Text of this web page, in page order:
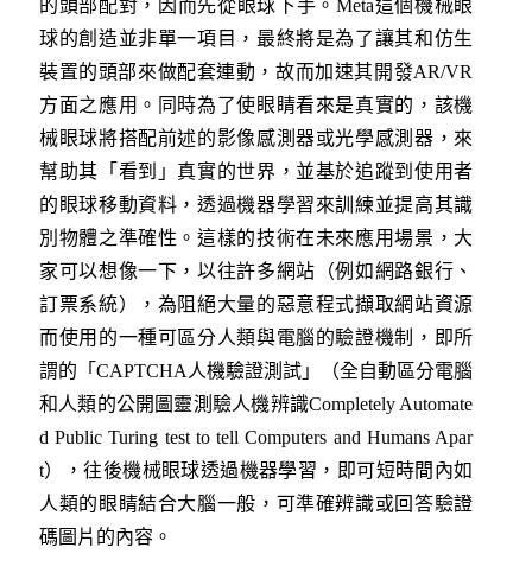
的頭部配對，因而先從眼球下手。Meta這個機械眼
球的創造並非單一項目，最終將是為了讓其和仿生
裝置的頭部來做配套連動，故而加速其開發AR/VR
方面之應用。同時為了使眼睛看來是真實的，該機
械眼球將搭配前述的影像感測器或光學感測器，來
幫助其「看到」真實的世界，並基於追蹤到使用者
的眼球移動資料，透過機器學習來訓練並提高其識
別物體之準確性。這樣的技術在未來應用場景，大
家可以想像一下，以往許多網站（例如網路銀行、
訂票系統），為阻絕大量的惡意程式擷取網站資源
而使用的一種可區分人類與電腦的驗證機制，即所
謂的「CAPTCHA人機驗證測試」（全自動區分電腦
和人類的公開圖靈測驗人機辨識Completely Automate
d Public Turing test to tell Computers and Humans Apar
t），往後機械眼球透過機器學習，即可短時間內如
人類的眼睛結合大腦一般，可準確辨識或回答驗證
碼圖片的內容。